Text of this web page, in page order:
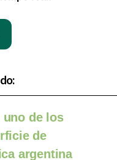
uno de los
de
argentina